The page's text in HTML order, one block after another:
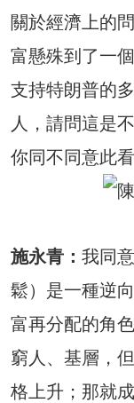
關於經濟上的
富懸殊到了一
支持特朗普的
人，請問這是
你同不同意此
施永青： 我同
鬆）是一種逆
富再分配的角
窮人、基層，
格上升；那就